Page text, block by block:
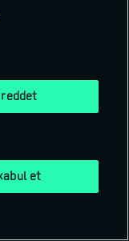
reddet
et